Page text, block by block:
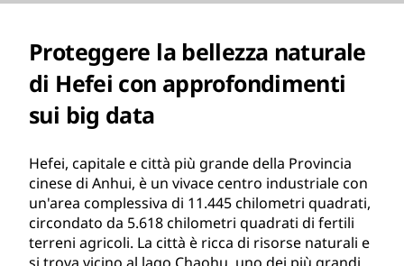
Proteggere la bellezza naturale
di Hefei con approfondimenti
sui big data
Hefei, capitale e città più grande della Provincia
cinese di Anhui, è un vivace centro industriale con
un'area complessiva di 11.445 chilometri quadrati,
circondato da 5.618 chilometri quadrati di fertili
terreni agricoli. La città è ricca di risorse naturali e